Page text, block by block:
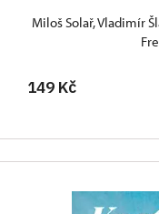
Miloš Solař, Vladimír
149 Kč